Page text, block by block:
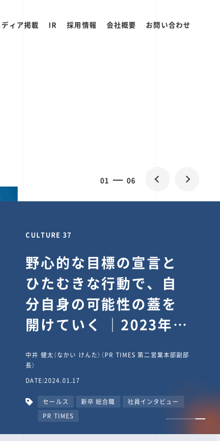
ィア掲載 IR 採用情報 会社概要 お問い合わせ
01 06
CULTURE 37
野心的な目標の宣言と
ひたむきな行動で、自
分自身の可能性の蓋を
開けていく ｜2023年度
タビュー #PR
TIMESな人たち
中井 健太（なかい けんた）（PR TIMES 第二営業本部副部
長）
DATE:2024.01.17
セールス 新卒 総合職
社員インタビュー
PR TIMES